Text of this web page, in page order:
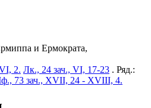
и Ермократа,
2. Лк., 24 зач., VI, 17-23 . Ряд.:
73 зач., XVII, 24 - XVIII, 4.